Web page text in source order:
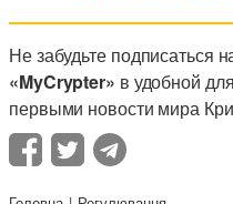
Не забудьте подписаться
«MyCrypter» в удобной
первыми новости мира